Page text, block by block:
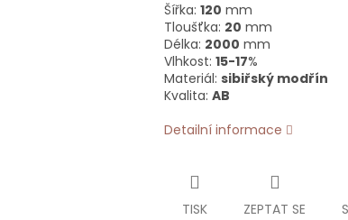
Šířka: 120 mm
Tloušťka: 20 mm
Délka: 2000 mm
Vlhkost: 15-17%
Materiál: sibiřský modřín
Kvalita: AB
Detailní informace
TISK ZEPTAT SE